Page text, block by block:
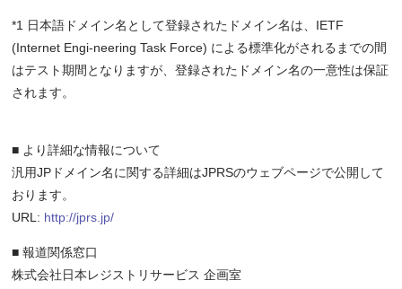
*1 日本語ドメイン名として登録されたドメイン名は、IETF
(Internet Engi-neering Task Force) による標準化がされるまでの間
はテスト期間となりますが、登録されたドメイン名の一意性は保証
されます。
■ より詳細な情報について
汎用JPドメイン名に関する詳細はJPRSのウェブページで公開して
おります。
URL: http://jprs.jp/
■ 報道関係窓口
株式会社日本レジストリサービス 企画室